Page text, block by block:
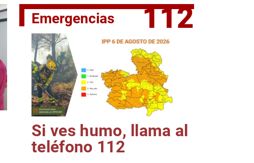
El jefe del Ejecutivo castellanomanchego, Emiliano García-
Emergencias 112
Si ves humo, llama al
teléfono 112